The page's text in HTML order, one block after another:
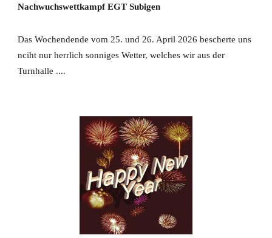
Nachwuchswettkampf EGT Subigen
Das Wochendende vom 25. und 26. April 2026 bescherte uns
nciht nur herrlich sonniges Wetter, welches wir aus der
Turnhalle ....